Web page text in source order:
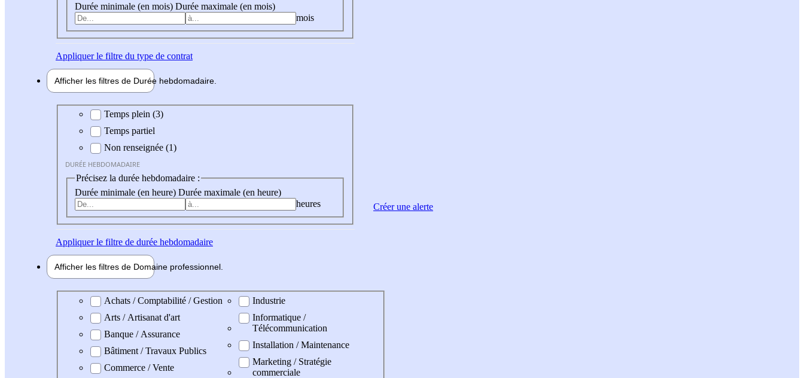
Durée minimale (en mois) Durée maximale (en mois)
mois
Appliquerle filtre du type de contrat
Afficher les filtres de Durée hebdomadaire
Durée hebdomadaire
Temps plein (3)
Temps partiel
Non renseignée (1)
DURÉE HEBDOMADAIRE
Précisez la durée hebdomadaire :
Durée minimale (en heure) Durée maximale (en heure)
heures
Appliquerle filtre de durée hebdomadaire
Afficher les filtres de Domaine professionnel
Domaine professionel
Achats / Comptabilité / Gestion
Arts / Artisanat d'art
Banque / Assurance
Bâtiment / Travaux Publics
Commerce / Vente
Industrie
Informatique /
Télécommunication
Installation / Maintenance
Marketing / Stratégie
commerciale
Créer une alerte